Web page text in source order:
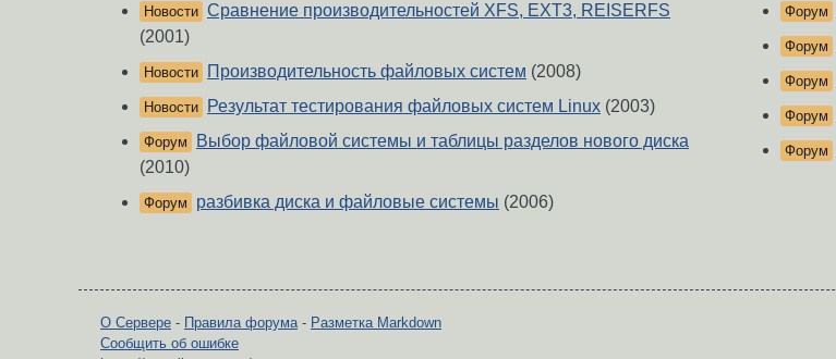
Новости Сравнение производительностей XFS, EXT3, REISERFS
(2001)
Новости Производительность файловых систем (2008)
Новости Результат тестирования файловых систем Linux (2003)
Форум
Выбор файловой системы и таблицы разделов нового диска
(2010)
Форум разбивка диска и файловые системы (2006)
Форум
Форум
Форум
Форум
Форум
О Сервере - Правила форума- Разметка Markdown
Сообщить об ошибке